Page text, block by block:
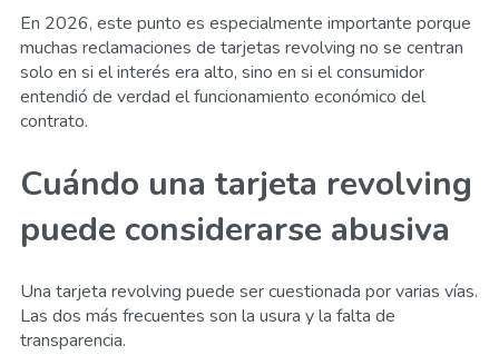
En 2026, este punto es especialmente importante porque
muchas reclamaciones de tarjetas revolving no se centran
solo en si el interés era alto, sino en si el consumidor
entendió de verdad el funcionamiento económico del
contrato.
Cuándo una tarjeta revolving
puede considerarse abusiva
Una tarjeta revolving puede ser cuestionada por varias vías.
Las dos más frecuentes son la usura y la falta de
transparencia.